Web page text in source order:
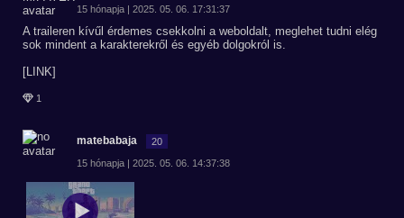
15 hónapja | 2025. 05. 06. 17:31:37
A traileren kívűl érdemes csekkolni a weboldalt, meglehet tudni elég
sok mindent a karakterekről és egyéb dolgokról is.
[LINK]
1
matebabaja 20
15 hónapja | 2025. 05. 06. 14:37:38